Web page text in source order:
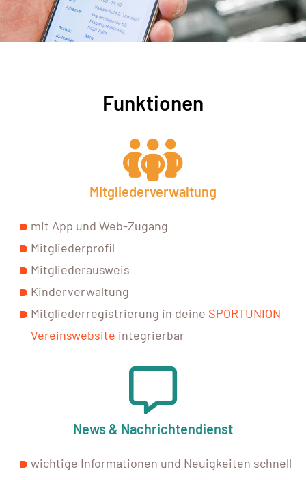
Funktionen
Mitgliederverwaltung
mit App und Web-Zugang
Mitgliederprofil
Mitgliederausweis
Kinderverwaltung
Mitgliederregistrierung in deine SPORTUNION
Vereinswebsite integrierbar
News & Nachrichtendienst
wichtige Informationen und Neuigkeiten schnell